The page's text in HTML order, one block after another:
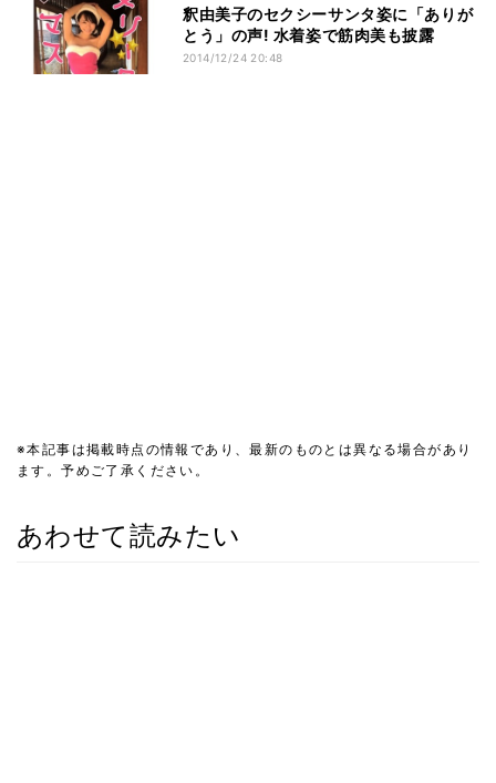
釈由美子のセクシーサンタ姿に「ありが
とう」の声! 水着姿で筋肉美も披露
2014/12/24 20:48
※本記事は掲載時点の情報であり、最新のものとは異なる場合があり
ます。予めご了承ください。
あわせて読みたい